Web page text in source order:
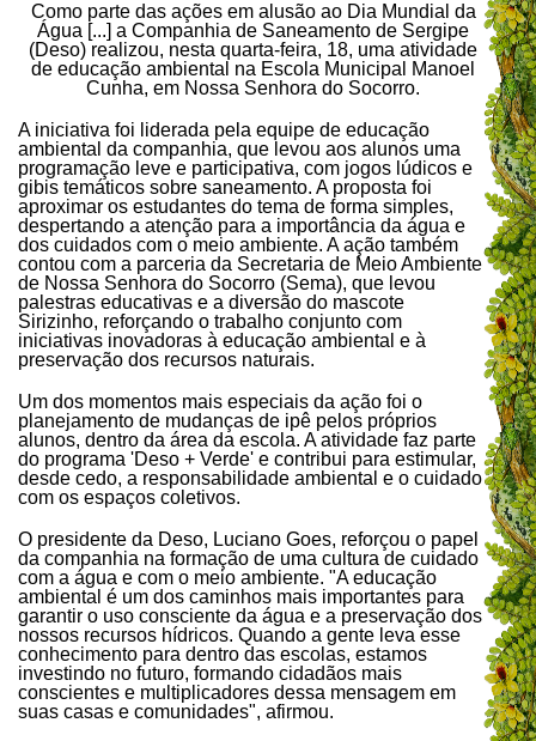
Como parte das ações em alusão ao Dia Mundial da
Água [...] a Companhia de Saneamento de Sergipe
(Deso) realizou, nesta quarta-feira, 18, uma atividade
de educação ambiental na Escola Municipal Manoel
Cunha, em Nossa Senhora do Socorro.
A iniciativa foi liderada pela equipe de educação
ambiental da companhia, que levou aos alunos uma
programação leve e participativa, com jogos lúdicos e
gibis temáticos sobre saneamento. A proposta foi
aproximar os estudantes do tema de forma simples,
despertando a atenção para a importância da água e
dos cuidados com o meio ambiente. A ação também
contou com a parceria da Secretaria de Meio Ambiente
de Nossa Senhora do Socorro (Sema), que levou
palestras educativas e a diversão do mascote
Sirizinho, reforçando o trabalho conjunto com
iniciativas inovadoras à educação ambiental e à
preservação dos recursos naturais.
Um dos momentos mais especiais da ação foi o
planejamento de mudanças de ipê pelos próprios
alunos, dentro da área da escola. A atividade faz parte
do programa 'Deso + Verde' e contribui para estimular,
desde cedo, a responsabilidade ambiental e o cuidado
com os espaços coletivos.
O presidente da Deso, Luciano Goes, reforçou o papel
da companhia na formação de uma cultura de cuidado
com a água e com o meio ambiente. "A educação
ambiental é um dos caminhos mais importantes para
garantir o uso consciente da água e a preservação dos
nossos recursos hídricos. Quando a gente leva esse
conhecimento para dentro das escolas, estamos
investindo no futuro, formando cidadãos mais
conscientes e multiplicadores dessa mensagem em
suas casas e comunidades", afirmou.